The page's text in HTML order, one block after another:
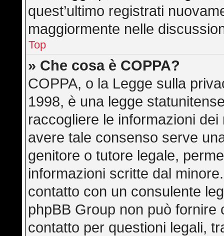
quest’ultimo registrati
maggiormente nelle
Top
» Che cosa è COPPA?
COPPA, o la Legge sulla
1998, è una legge
raccogliere le informazioni
avere tale consenso serve
genitore o tutore legale,
informazioni scritte dal
contatto con un consulente
phpBB Group non può fornire
contatto per questioni legali,